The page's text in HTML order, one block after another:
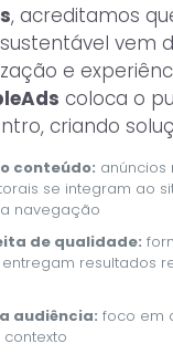
, acreditamos
vem
e
coloca o
criando
conteúdo: anúncios
se integram ao
navegação
de qualidade:
resultados
audiência: foco em